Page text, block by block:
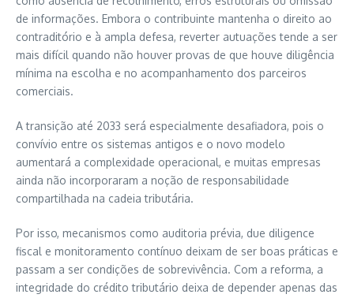
de informações. Embora o contribuinte mantenha o direito ao
contraditório e à ampla defesa, reverter autuações tende a ser
mais difícil quando não houver provas de que houve diligência
mínima na escolha e no acompanhamento dos parceiros
comerciais.
A transição até 2033 será especialmente desafiadora, pois o
convívio entre os sistemas antigos e o novo modelo
aumentará a complexidade operacional, e muitas empresas
ainda não incorporaram a noção de responsabilidade
compartilhada na cadeia tributária.
Por isso, mecanismos como auditoria prévia, due diligence
fiscal e monitoramento contínuo deixam de ser boas práticas e
passam a ser condições de sobrevivência. Com a reforma, a
integridade do crédito tributário deixa de depender apenas das